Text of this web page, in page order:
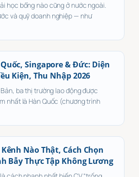
học bổng nào cũng ở nước ngoài.
và quỹ doanh nghiệp — như
Singapore & Đức: Diện
Kiện, Thu Nhập 2026
ba thị trường lao động được
nhất là Hàn Quốc (chương trình
Nào Thật, Cách Chọn
Bẫy Thực Tập Không Lương